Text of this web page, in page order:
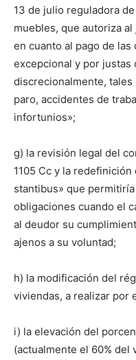
13 de julio reguladora
muebles, que autoriza
en cuanto al pago de
excepcional y por justas
discrecionalmente,
paro, accidentes de
infortunios»;
g) la revisión legal del
1105 Cc y la
stantibus» que
obligaciones cuando el
al deudor su
ajenos a su voluntad;
h) la modificación del
viviendas, a realizar por
i) la elevación del
(actualmente el 60% del